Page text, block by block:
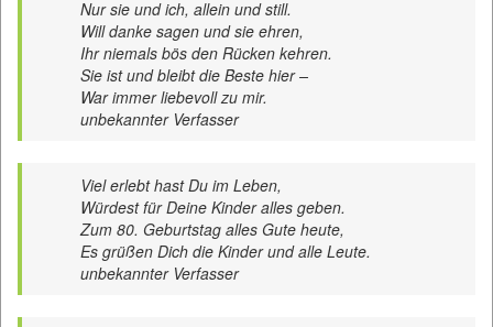
Nur sie und ich, allein und still.
Will danke sagen und sie ehren,
Ihr niemals bös den Rücken kehren.
Sie ist und bleibt die Beste hier –
War immer liebevoll zu mir.
unbekannter Verfasser
Viel erlebt hast Du im Leben,
Würdest für Deine Kinder alles geben.
Zum 80. Geburtstag alles Gute heute,
Es grüßen Dich die Kinder und alle Leute.
unbekannter Verfasser